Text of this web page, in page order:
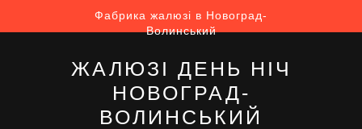
Фабрика жалюзі в Новоград-
Волинський
ЖАЛЮЗІ ДЕНЬ НІЧ
НОВОГРАД-
ВОЛИНСЬКИЙ